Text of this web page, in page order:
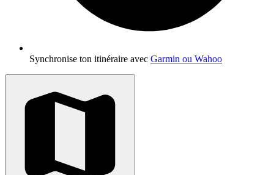
Synchronise ton itinéraire avec Garmin ou Wahoo